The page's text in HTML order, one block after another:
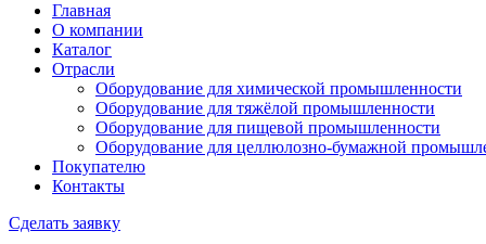
Главная
О компании
Каталог
Отрасли
Оборудование для химической промышленности
Оборудование для тяжёлой промышленности
Оборудование для пищевой промышленности
Оборудование для целлюлозно-бумажной
Покупателю
Контакты
Сделать заявку